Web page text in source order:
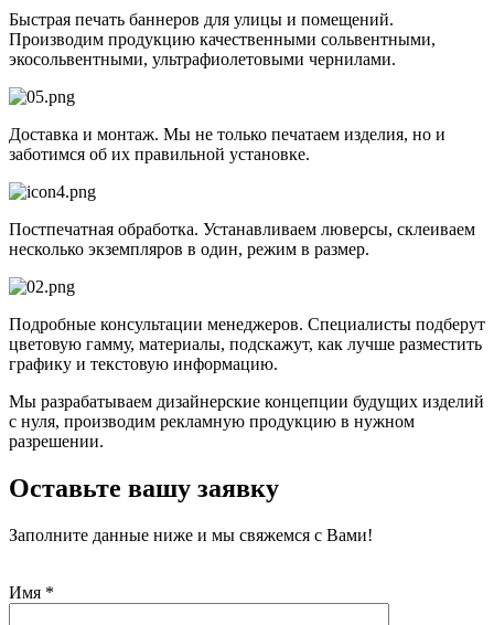
Быстрая печать баннеров для улицы и помещений.
Производим продукцию качественными сольвентными,
экосольвентными, ультрафиолетовыми чернилами.
Доставка и монтаж. Мы не только печатаем изделия, но и
заботимся об их правильной установке.
Постпечатная обработка. Устанавливаем люверсы, склеиваем
несколько экземпляров в один, режим в размер.
Подробные консультации менеджеров. Специалисты подберут
цветовую гамму, материалы, подскажут, как лучше разместить
графику и текстовую информацию.
Мы разрабатываем дизайнерские концепции будущих изделий
с нуля, производим рекламную продукцию в нужном
разрешении.
Оставьте вашу заявку
Заполните данные ниже и мы свяжемся с Вами!
Имя *